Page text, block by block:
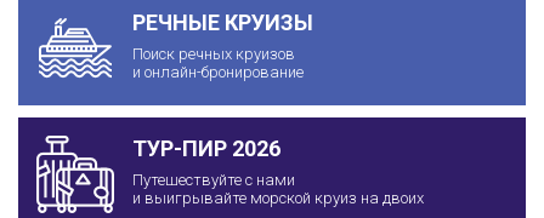
РЕЧНЫЕ КРУИЗЫ
Поиск речных круизов
и онлайн-бронирование
ТУР-ПИР 2026
Путешествуйте с нами
и выигрывайте морской круиз на двоих